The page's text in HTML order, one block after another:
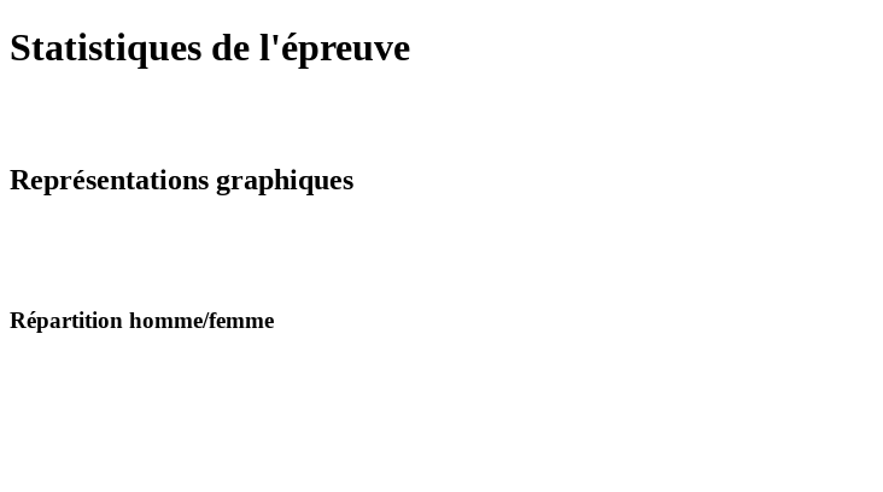
Statistiques de l'épreuve
Représentations graphiques
Répartition homme/femme